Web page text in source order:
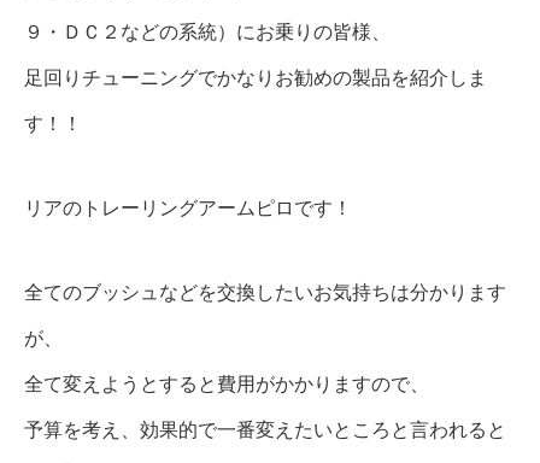
９・ＤＣ２などの系統）にお乗りの皆様、
足回りチューニングでかなりお勧めの製品を紹介しま
す！！
リアのトレーリングアームピロです！
全てのブッシュなどを交換したいお気持ちは分かります
が、
全て変えようとすると費用がかかりますので、
予算を考え、効果的で一番変えたいところと言われると